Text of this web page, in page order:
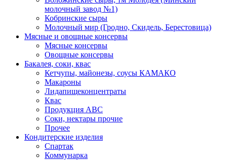
молочный завод №1)
Кобринские сыры
Молочный мир (Гродно, Скидель, Берестовица)
Мясные и овощные консервы
Мясные консервы
Овощные консервы
Бакалея, соки, квас
Кетчупы, майонезы, соусы КАМАКО
Макароны
Лидапищеконцентраты
Квас
Продукция АВС
Соки, нектары прочие
Прочее
Кондитерские изделия
Спартак
Коммунарка